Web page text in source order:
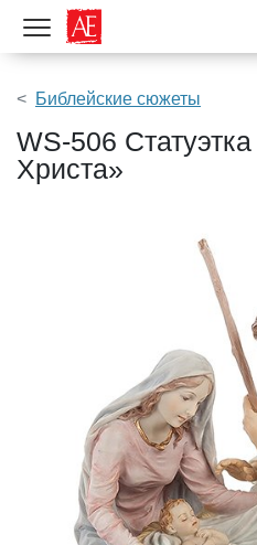
Показать меню
Библейские сюжеты
WS-506
Христа»